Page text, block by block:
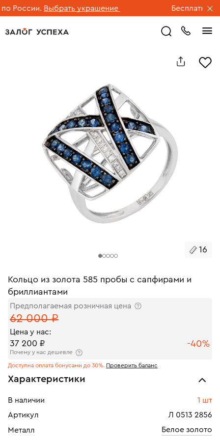
России. Выбрать украшение Бесплатная
16
Кольцо из золота 585 пробы с сапфирами и
бриллиантами
Предполагаемая розничная цена
62 000 ₽
Цена у нас:
37 200 ₽ -40%
Почему у нас дешевле
Доступна оплата бонусами до 30%. Проверить баланс
Характеристики
В наличии
1 шт
Артикул
Л 0513 2856
Металл
Белое золото